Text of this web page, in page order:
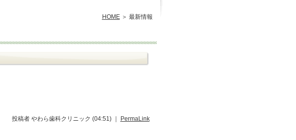
HOME 最新情報
投稿者 やわら歯科クリニック (04:51) ｜ PermaLink